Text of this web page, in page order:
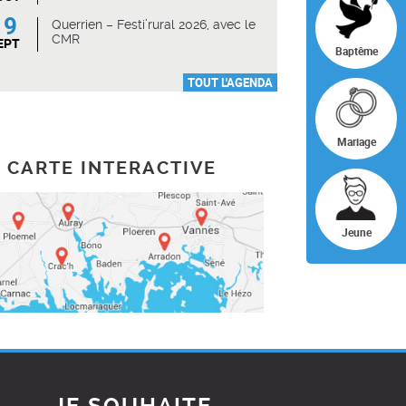
Baptême
Mariage
Jeune
Querrien – Festi’rural 2026, avec le
CMR
TOUT L'AGENDA
CARTE INTERACTIVE